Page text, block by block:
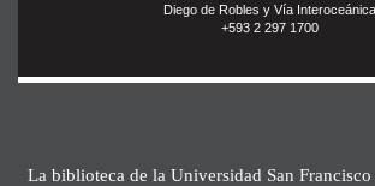
Diego de Robles y Vía Interoceánica
+593 2 297 1700
La biblioteca de la Universidad San